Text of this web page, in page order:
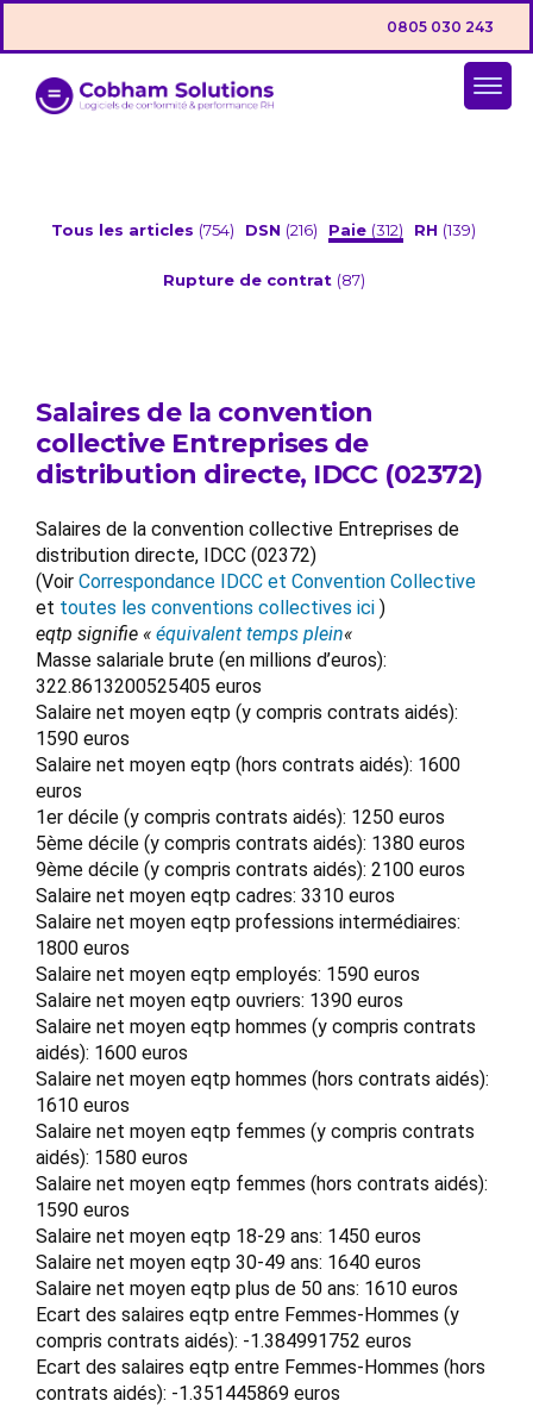
0805 030 243
Tous les articles (754) DSN (216) Paie (312) RH (139)
Rupture de contrat (87)
Salaires de la convention
collective Entreprises de
distribution directe, IDCC (02372)
Salaires de la convention collective Entreprises de
distribution directe, IDCC (02372)
(Voir Correspondance IDCC et Convention Collective
et toutes les conventions collectives ici )
eqtp signifie « équivalent temps plein«
Masse salariale brute (en millions d’euros):
322.8613200525405 euros
Salaire net moyen eqtp (y compris contrats aidés):
1590 euros
Salaire net moyen eqtp (hors contrats aidés): 1600
euros
1er décile (y compris contrats aidés): 1250 euros
5ème décile (y compris contrats aidés): 1380 euros
9ème décile (y compris contrats aidés): 2100 euros
Salaire net moyen eqtp cadres: 3310 euros
Salaire net moyen eqtp professions intermédiaires:
1800 euros
Salaire net moyen eqtp employés: 1590 euros
Salaire net moyen eqtp ouvriers: 1390 euros
Salaire net moyen eqtp hommes (y compris contrats
aidés): 1600 euros
Salaire net moyen eqtp hommes (hors contrats aidés):
1610 euros
Salaire net moyen eqtp femmes (y compris contrats
aidés): 1580 euros
Salaire net moyen eqtp femmes (hors contrats aidés):
1590 euros
Salaire net moyen eqtp 18-29 ans: 1450 euros
Salaire net moyen eqtp 30-49 ans: 1640 euros
Salaire net moyen eqtp plus de 50 ans: 1610 euros
Ecart des salaires eqtp entre Femmes-Hommes (y
compris contrats aidés): -1.384991752 euros
Ecart des salaires eqtp entre Femmes-Hommes (hors
contrats aidés): -1.351445869 euros